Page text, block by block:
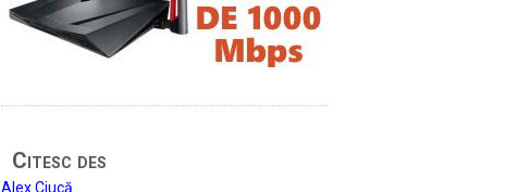
Citesc des
Alex Ciucă